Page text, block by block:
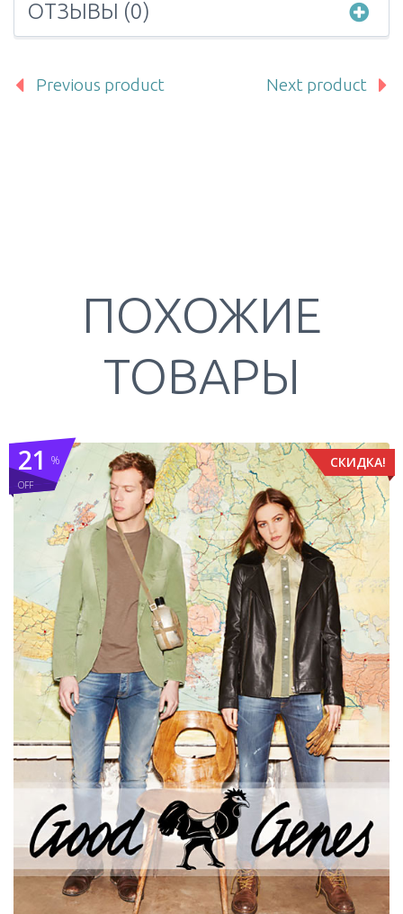
ОТЗЫВЫ (0)
Previous product Next product
ПОХОЖИЕ
ТОВАРЫ
СКИДКА!
%
OFF
21